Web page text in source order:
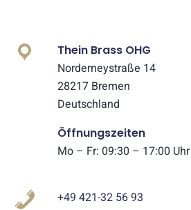
Thein Brass OHG
Norderneystraße 14
28217 Bremen
Deutschland
Öffnungszeiten
Mo – Fr: 09:30 – 17:00 Uhr
+49 421-32 56 93